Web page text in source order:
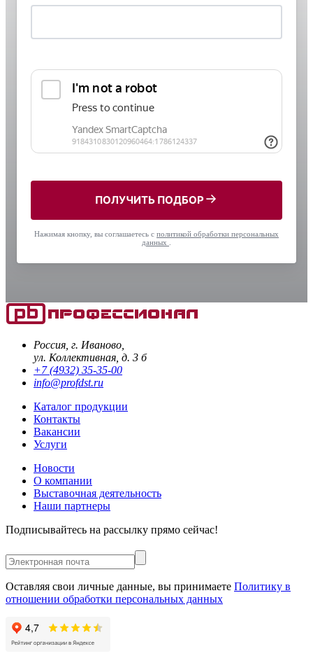
ПОЛУЧИТЬ ПОДБОР
Нажимая кнопку, вы соглашаетесь с политикой обработки персональных
данных
Россия, г. Иваново,
ул. Коллективная, д. 3 б
+7 (4932) 35-35-00
info@profdst.ru
Каталог продукции
Контакты
Вакансии
Услуги
Новости
О компании
Выставочная деятельность
Наши партнеры
Подписывайтесь на рассылку прямо сейчас!
Оставляя свои личные данные, вы принимаете Политику в
отношении обработки персональных данных